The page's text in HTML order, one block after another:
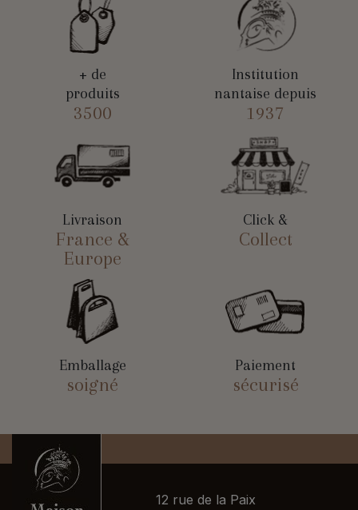
+ de
produits
3500
Institution
nantaise depuis
1937
Livraison
France &
Europe
Click &
Collect
Emballage
soigné
Paiement
sécurisé
12 rue de la Paix